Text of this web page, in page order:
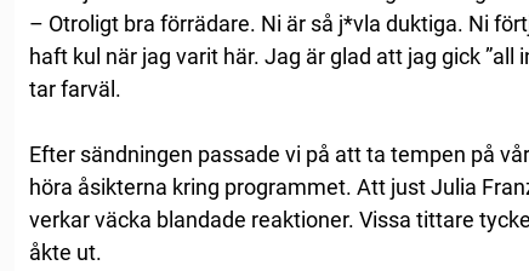
– Otroligt bra förrädare. Ni är så j*vla duktiga. Ni
haft kul när jag varit här. Jag är glad att jag gick ”all
tar farväl.
Efter sändningen passade vi på att ta tempen på
höra åsikterna kring programmet. Att just Julia
verkar väcka blandade reaktioner. Vissa tittare
åkte ut.